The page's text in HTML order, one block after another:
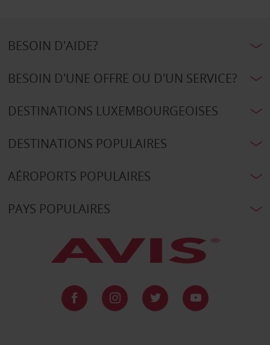
BESOIN D'AIDE?
BESOIN D'UNE OFFRE OU D'UN SERVICE?
DESTINATIONS LUXEMBOURGEOISES
DESTINATIONS POPULAIRES
AÉROPORTS POPULAIRES
PAYS POPULAIRES